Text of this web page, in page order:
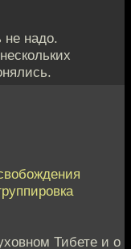
не надо.
Тибете и о